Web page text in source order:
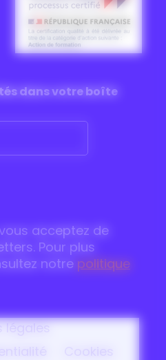
dansvotre boîte
acceptez de
Pour plus
notre politique
légales